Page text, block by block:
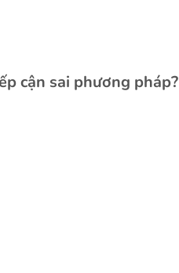
cận sai phương pháp?